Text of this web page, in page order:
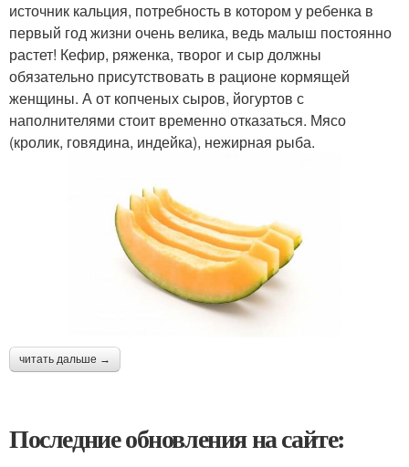
источник кальция, потребность в котором у ребенка в
первый год жизни очень велика, ведь малыш постоянно
растет! Кефир, ряженка, творог и сыр должны
обязательно присутствовать в рационе кормящей
женщины. А от копченых сыров, йогуртов с
наполнителями стоит временно отказаться. Мясо
(кролик, говядина, индейка), нежирная рыба.
читать дальше →
Последние обновления на сайте: